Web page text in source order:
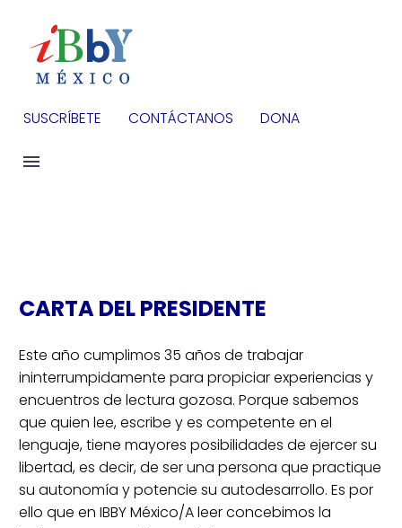
SUSCRÍBETE CONTÁCTANOS DONA
CARTA DEL PRESIDENTE
Este año cumplimos 35 años de trabajar
ininterrumpidamente para propiciar experiencias y
encuentros de lectura gozosa. Porque sabemos
que quien lee, escribe y es competente en el
lenguaje, tiene mayores posibilidades de ejercer su
libertad, es decir, de ser una persona que practique
su autonomía y potencie su autodesarrollo. Es por
ello que en IBBY México/A leer concebimos la